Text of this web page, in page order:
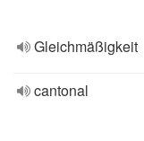
Gleichmäßigkeit
cantonal